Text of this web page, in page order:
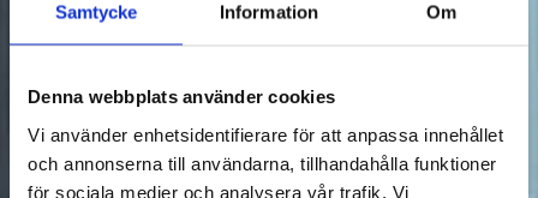
Samtycke Information Om
Denna webbplats använder cookies
Vi använder enhetsidentifierare för att anpassa innehållet
och annonserna till användarna, tillhandahålla funktioner
för sociala medier och analysera vår trafik. Vi